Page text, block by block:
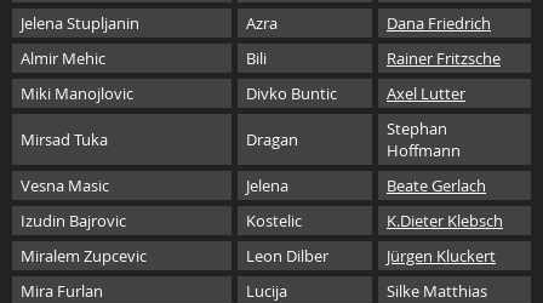
Jelena Stupljanin
Azra
Dana Friedrich
Almir Mehic
Bili
Rainer Fritzsche
Miki Manojlovic
Divko Buntic Axel Lutter
Mirsad Tuka Dragan
Stephan
Hoffmann
Vesna Masic
Jelena
Beate Gerlach
Izudin Bajrovic
Kostelic
K.Dieter Klebsch
Miralem Zupcevic
Leon Dilber
Jürgen Kluckert
Mira Furlan
Lucija
Silke Matthias